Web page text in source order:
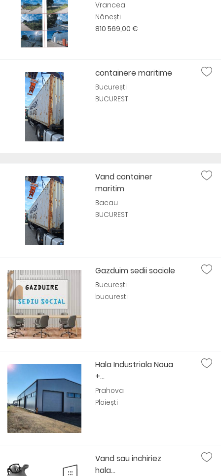
Vrancea
Nănești
810 569,00 €
containere maritime
București
BUCURESTI
Vand container
maritim
Bacau
BUCURESTI
Gazduim sedii sociale
București
bucuresti
Hala Industriala Noua
+...
Prahova
Ploiești
Vand sau inchiriez
hala...